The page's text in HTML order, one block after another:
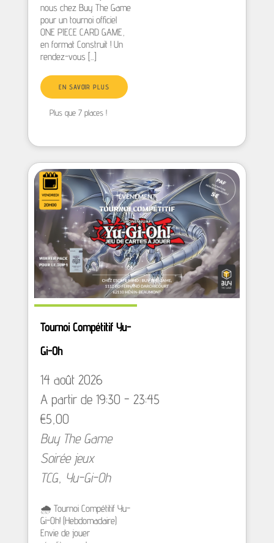
nous chez Buy The Game
pour un tournoi officiel
ONE PIECE CARD GAME,
en format Construit ! Un
rendez-vous [...]
EN SAVOIR PLUS
Plus que 7 places !
Tournoi Compétitif Yu-
Gi-Oh
14 août 2026
A partir de 19:30 - 23:45
€5,00
Buy The Game
Soirée jeux
TCG, Yu-Gi-Oh
🌧️ Tournoi Compétitif Yu-
Gi-Oh! (Hebdomadaire)
Envie de jouer